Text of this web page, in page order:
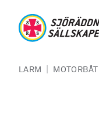
LARM |